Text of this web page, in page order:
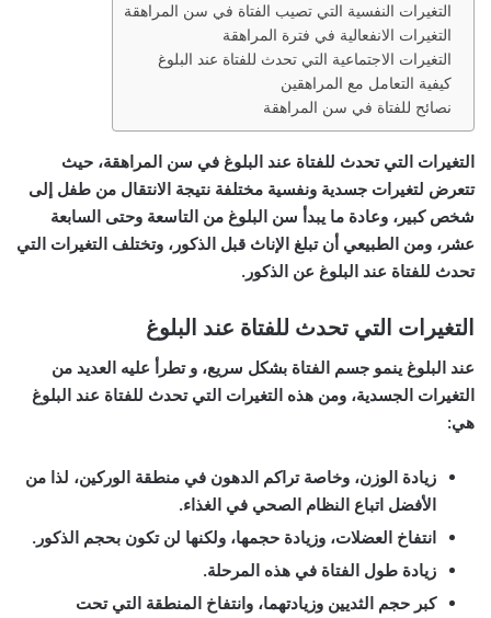
التغيرات النفسية التي تصيب الفتاة في سن المراهقة
التغيرات الانفعالية في فترة المراهقة
التغيرات الاجتماعية التي تحدث للفتاة عند البلوغ
كيفية التعامل مع المراهقين
نصائح للفتاة في سن المراهقة
التغيرات التي تحدث للفتاة عند البلوغ في سن المراهقة، حيث
تتعرض لتغيرات جسدية ونفسية مختلفة نتيجة الانتقال من طفل إلى
شخص كبير، وعادة ما يبدأ سن البلوغ من التاسعة وحتى السابعة
عشر، ومن الطبيعي أن تبلغ الإناث قبل الذكور، وتختلف التغيرات التي
تحدث للفتاة عند البلوغ عن الذكور.
التغيرات التي تحدث للفتاة عند البلوغ
عند البلوغ ينمو جسم الفتاة بشكل سريع، و تطرأ عليه العديد من
التغيرات الجسدية، ومن هذه التغيرات التي تحدث للفتاة عند البلوغ
هي:
زيادة الوزن، وخاصة تراكم الدهون في منطقة الوركين، لذا من
الأفضل اتباع النظام الصحي في الغذاء.
انتفاخ العضلات، وزيادة حجمها، ولكنها لن تكون بحجم الذكور.
زيادة طول الفتاة في هذه المرحلة.
كبر حجم الثديين وزيادتهما، وانتفاخ المنطقة التي تحت